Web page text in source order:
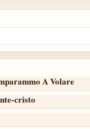
A Volare
cristo